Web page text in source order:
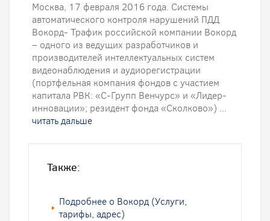
Москва, 17 февраля 2016 года. Системы
автоматического контроля нарушений ПДД
Вокорд- Трафик российской компании Вокорд
– одного из ведущих разработчиков и
производителей интеллектуальных систем
видеонаблюдения и аудиорегистрации
(портфельная компания фондов с участием
капитала РВК: «С-Групп Венчурс» и «Лидер-
инновации»; резидент фонда «Сколково») ...
читать дальше
Также:
Подробнее о Вокорд (Услуги,
тарифы, адрес)